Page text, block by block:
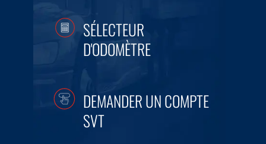
SÉLECTEUR
D'ODOMÈTRE
DEMANDER UN COMPTE
SVT